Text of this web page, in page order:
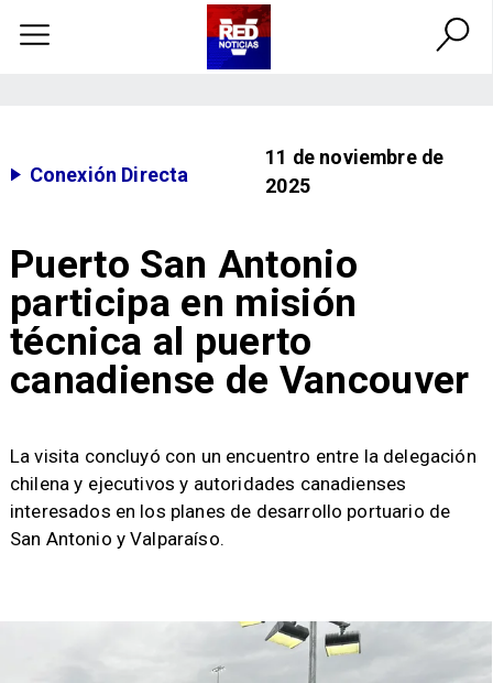
Conexión Directa
11 de noviembre de
2025
Puerto San Antonio
participa en misión
técnica al puerto
canadiense de Vancouver
​​La visita concluyó con un encuentro entre la delegación
chilena y ejecutivos y autoridades canadienses
interesados en los planes de desarrollo portuario de
San Antonio y Valparaíso.